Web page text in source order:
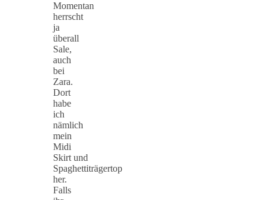
Momentan
herrscht
ja
überall
Sale,
auch
bei
Zara.
Dort
habe
ich
nämlich
mein
Midi
Skirt und
Spaghettiträgertop
her.
Falls